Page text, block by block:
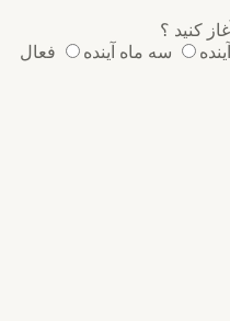
؟
سه ماه آینده
فعال